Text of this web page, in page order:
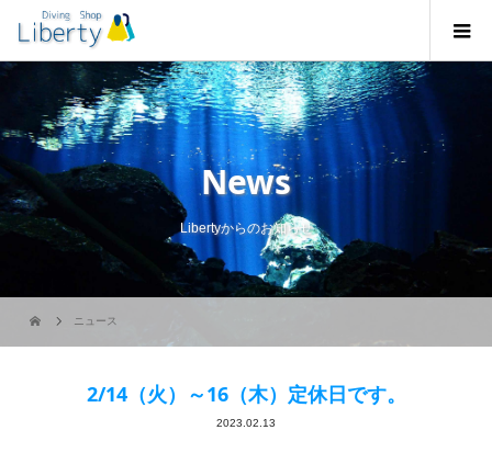
News
Libertyからのお知らせ
ニュース
2/14（火）～16（木）定休日です。
2023.02.13